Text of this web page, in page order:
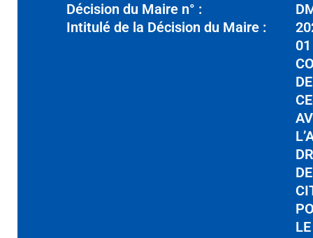
Décision du Maire n° :
Intitulé de la Décision du Maire :
01
DE
DE
LE